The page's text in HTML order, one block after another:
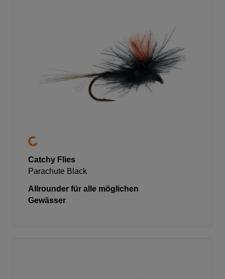
Catchy Flies
Parachute Black
Allrounder für alle möglichen
Gewässer